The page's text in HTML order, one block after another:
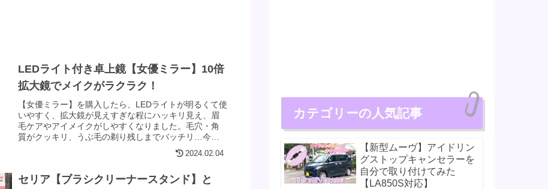
LEDライト付き卓上鏡【女優ミラー】10倍
拡大鏡でメイクがラクラク！
【女優ミラー】を購入したら、LEDライトが明るくて使
いやすく、拡大鏡が見えすぎな程にハッキリ見え、眉
毛ケアやアイメイクがしやすくなりました。毛穴・角
質がクッキリ、うぶ毛の剃り残しまでバッチリ…今ま
で気づかなかったところが見えてハットしてしまいま
2024.02.04
セリア【ブラシクリーナースタンド】と
カテゴリーの人気記事
【新型ムーヴ】アイドリン
グストップキャンセラーを
自分で取り付けてみた
【LA850S対応】